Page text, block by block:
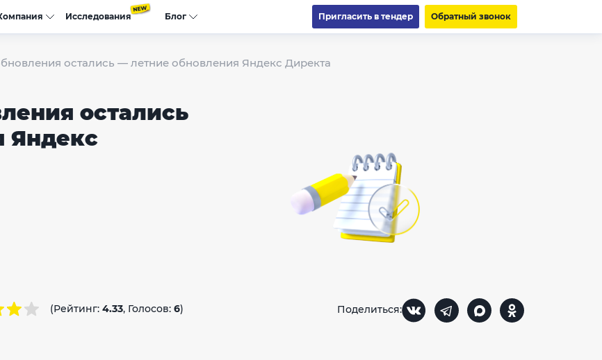
Исследования Блог Пригласить в тендер Обратный звонок
остались — летние обновления Яндекс Директа
остались
Яндекс
(Рейтинг: 4.33, Голосов: 6) Поделиться: